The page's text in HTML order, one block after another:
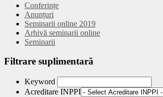
Conferințe
Anunțuri
Seminarii online 2019
Arhivă seminarii online
Seminarii
Filtrare suplimentară
Keyword
Acreditare INPPI